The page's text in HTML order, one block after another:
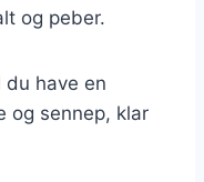
og peber.
have en
og sennep, klar